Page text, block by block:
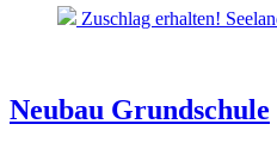
Zuschlag erhalten!
Neubau Grundschule